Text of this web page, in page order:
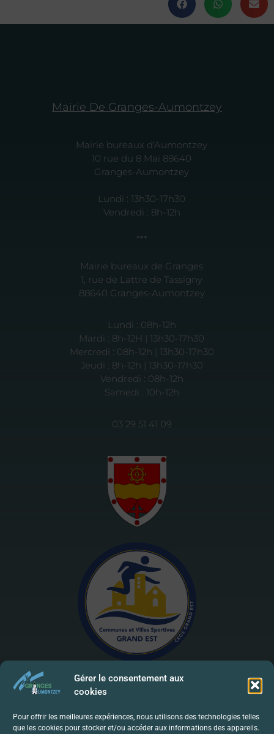
Gérer le consentement aux
cookies
Pour offrir les meilleures expériences, nous utilisons des technologies telles
que les cookies pour stocker et/ou accéder aux informations des appareils.
Mairie De Granges-Aumontzey
Mairie bureaux d'Aumontzey
10 rue du 8 Mai 88640
Granges-Aumontzey
Lundi : 13h30-17h30
Vendredi : 8h-12h
***
Mairie bureaux de Granges
1, rue de Lattre de Tassigny
88640 Granges-Aumontzey
Lundi : 08h-12h
Mardi : 8h-12H | 13h30-17h30
Mercredi : 08h-12h | 13h30-17h30
Jeudi : 8h-12h | 13h30-17h30
Vendredi : 08h-12h
Samedi : 10h-12h
03 29 51 41 09
Mentions Légales | RGPD